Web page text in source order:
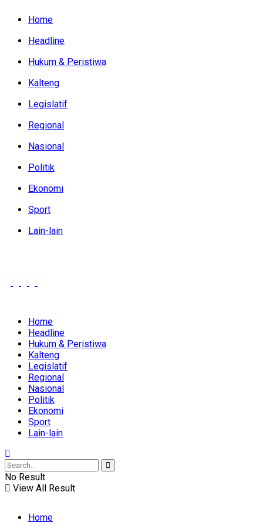
Home
Headline
Hukum & Peristiwa
Kalteng
Legislatif
Regional
Nasional
Politik
Ekonomi
Sport
Lain-lain
Home
Headline
Hukum & Peristiwa
Kalteng
Legislatif
Regional
Nasional
Politik
Ekonomi
Sport
Lain-lain
No Result
View All Result
Home